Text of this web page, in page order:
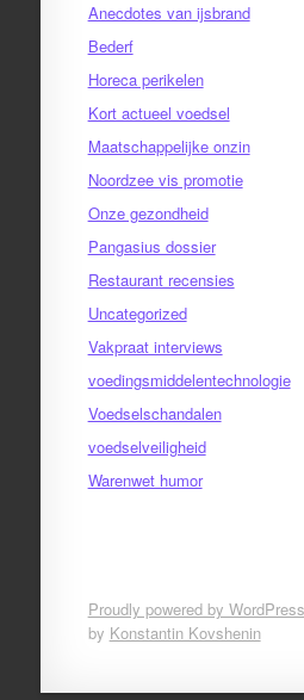
Anecdotes van ijsbrand
Bederf
Horeca perikelen
Kort actueel voedsel
Maatschappelijke onzin
Noordzee vis promotie
Onze gezondheid
Pangasius dossier
Restaurant recensies
Uncategorized
Vakpraat interviews
voedingsmiddelentechnologie
Voedselschandalen
voedselveiligheid
Warenwet humor
Proudly powered by WordPress
by Konstantin Kovshenin